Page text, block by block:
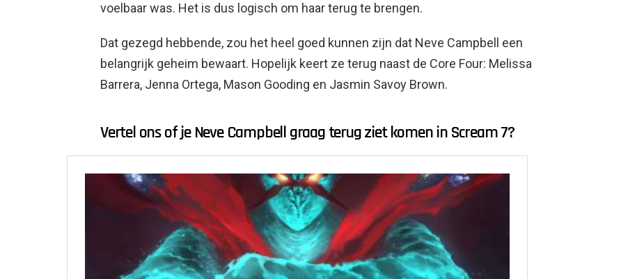
voelbaar was. Het is dus logisch om haar terug te brengen.
Dat gezegd hebbende, zou het heel goed kunnen zijn dat Neve Campbell een
belangrijk geheim bewaart. Hopelijk keert ze terug naast de Core Four: Melissa
Barrera, Jenna Ortega, Mason Gooding en Jasmin Savoy Brown.
Vertel ons of je Neve Campbell graag terug ziet komen in Scream 7?